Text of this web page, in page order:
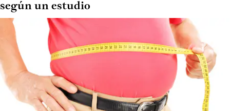
según un estudio